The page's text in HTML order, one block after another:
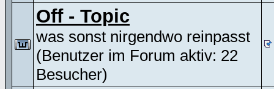
Off - Topic
was sonst nirgendwo reinpasst
(Benutzer im Forum aktiv: 22
Besucher)